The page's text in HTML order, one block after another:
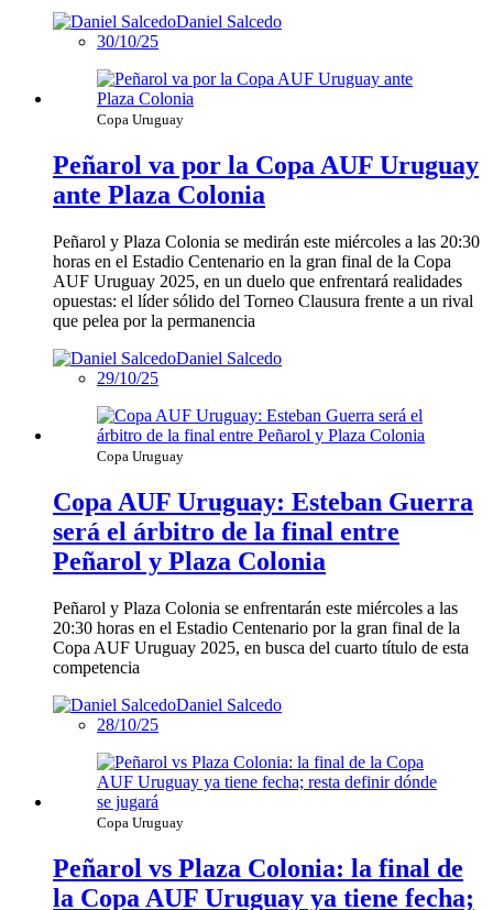
Daniel Salcedo
30/10/25
Copa Uruguay
Peñarol va por la Copa AUF Uruguay
ante Plaza Colonia
Peñarol y Plaza Colonia se medirán este miércoles a las 20:30
horas en el Estadio Centenario en la gran final de la Copa
AUF Uruguay 2025, en un duelo que enfrentará realidades
opuestas: el líder sólido del Torneo Clausura frente a un rival
que pelea por la permanencia
Daniel Salcedo
29/10/25
Copa Uruguay
Copa AUF Uruguay: Esteban Guerra
será el árbitro de la final entre
Peñarol y Plaza Colonia
Peñarol y Plaza Colonia se enfrentarán este miércoles a las
20:30 horas en el Estadio Centenario por la gran final de la
Copa AUF Uruguay 2025, en busca del cuarto título de esta
competencia
Daniel Salcedo
28/10/25
Copa Uruguay
Peñarol vs Plaza Colonia: la final de
la Copa AUF Uruguay ya tiene fecha;